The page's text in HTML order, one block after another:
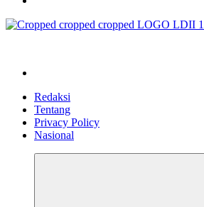
Redaksi
Tentang
Privacy Policy
Nasional